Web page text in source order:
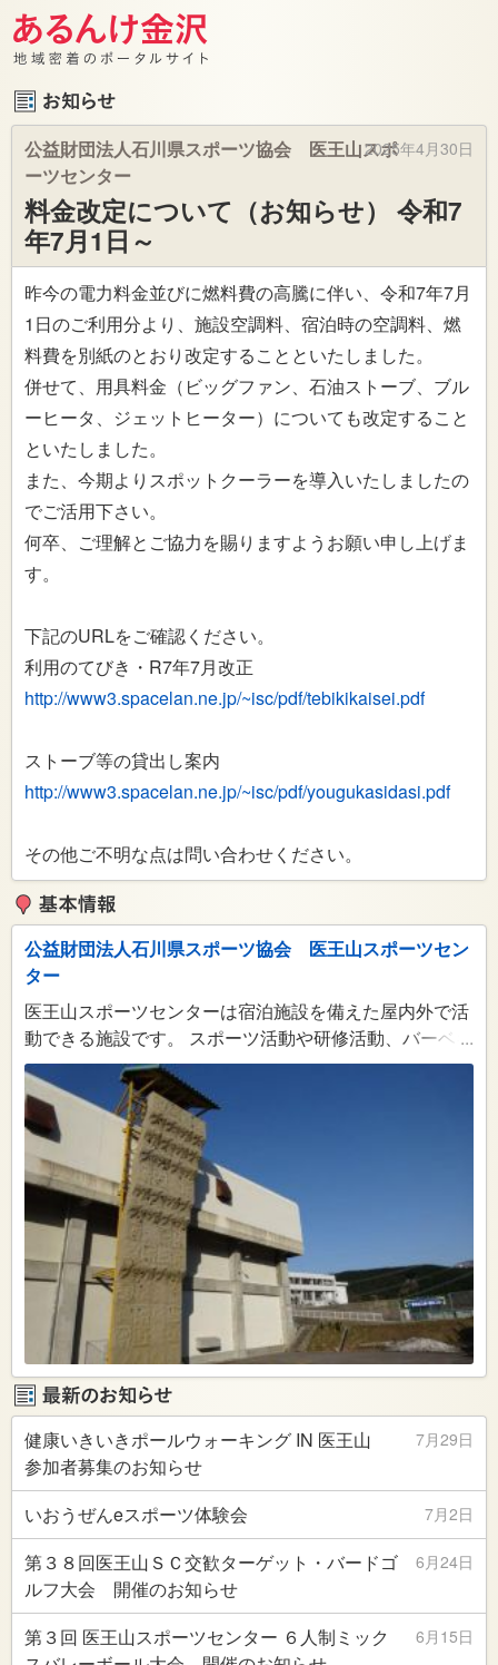
2025年4月30日
公益財団法人石川県スポーツ協会 医王山スポ
ーツセンター
料金改定について（お知らせ） 令和7
年7月1日～
昨今の電力料金並びに燃料費の高騰に伴い、令和7年7月
1日のご利用分より、施設空調料、宿泊時の空調料、燃
料費を別紙のとおり改定することといたしました。
併せて、用具料金（ビッグファン、石油ストーブ、ブル
ーヒータ、ジェットヒーター）についても改定すること
といたしました。
また、今期よりスポットクーラーを導入いたしましたの
でご活用下さい。
何卒、ご理解とご協力を賜りますようお願い申し上げま
す。
下記のURLをご確認ください。
利用のてびき・R7年7月改正
http://www3.spacelan.ne.jp/~isc/pdf/tebikikaisei.pdf
ストーブ等の貸出し案内
http://www3.spacelan.ne.jp/~isc/pdf/yougukasidasi.pdf
その他ご不明な点は問い合わせください。
公益財団法人石川県スポーツ協会 医王山スポーツセン
ター
医王山スポーツセンターは宿泊施設を備えた屋内外で活
動できる施設です。 スポーツ活動や研修活動、バーベキ
ューなどを自然の中で楽しめます。 個人から団体まで、
家族や友人とのレクリエーションなど、お気軽にご利用
ください。
...
7月29日
健康いきいきポールウォーキング IN 医王山
参加者募集のお知らせ
7月2日
いおうぜんeスポーツ体験会
6月24日
第３８回医王山ＳＣ交歓ターゲット・バードゴ
ルフ大会 開催のお知らせ
6月15日
第３回 医王山スポーツセンター ６人制ミック